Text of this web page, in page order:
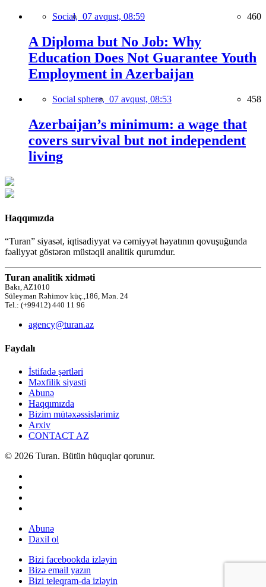
Social, 07 avqust, 08:59 460
A Diploma but No Job: Why
Education Does Not Guarantee Youth
Employment in Azerbaijan
Social sphere, 07 avqust, 08:53 458
Azerbaijan’s minimum: a wage that
covers survival but not independent
living
Haqqımızda
“Turan” siyasət, iqtisadiyyat və cəmiyyət həyatının qovuşuğunda
fəaliyyət göstərən müstəqil analitik qurumdur.
Turan analitik xidməti
Bakı, AZ1010
Süleyman Rəhimov küç.,186, Mən. 24
Tel.: (+99412) 440 11 96
agency@turan.az
Faydalı
İstifadə şərtləri
Məxfilik siyasti
Abunə
Haqqımızda
Bizim mütəxəssislərimiz
Arxiv
CONTACT AZ
© 2026 Turan. Bütün hüquqlar qorunur.
Abunə
Daxil ol
Bizi facebookda izləyin
Bizə email yazın
Bizi teleqram-da izləyin